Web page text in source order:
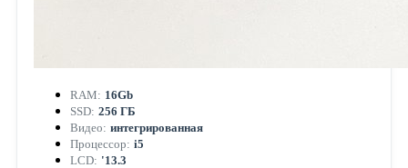
RAM: 16Gb
SSD: 256 ГБ
Видео: интегрированная
Процессор: i5
LCD: '13.3